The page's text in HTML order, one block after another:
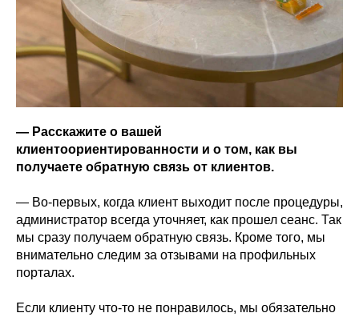
— Расскажите о вашей
клиентоориентированности и о том, как вы
получаете обратную связь от клиентов.
— Во‑первых, когда клиент выходит после процедуры,
администратор всегда уточняет, как прошел сеанс. Так
мы сразу получаем обратную связь. Кроме того, мы
внимательно следим за отзывами на профильных
порталах.
Если клиенту что‑то не понравилось, мы обязательно